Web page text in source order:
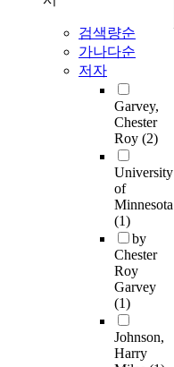
검색량순
가나다순
저자
Garvey,
Chester
Roy (2)
University
of
Minnesota
(1)
by
Chester
Roy
Garvey
(1)
Johnson,
Harry